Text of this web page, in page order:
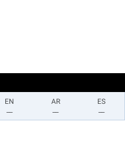
EN
AR
ES